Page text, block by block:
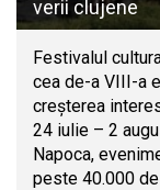
verii clujene
Festivalul
cea de-a VIII-a
creșterea
24 iulie – 2
Napoca,
peste 40.000